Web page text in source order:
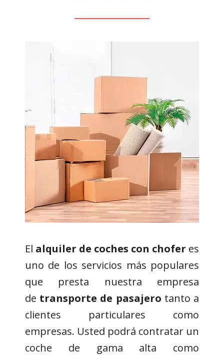
El alquiler de coches con chofer es
uno de los servicios más populares
que presta nuestra empresa
de transporte de pasajero tanto a
clientes particulares como
empresas. Usted podrá contratar un
coche de gama alta como